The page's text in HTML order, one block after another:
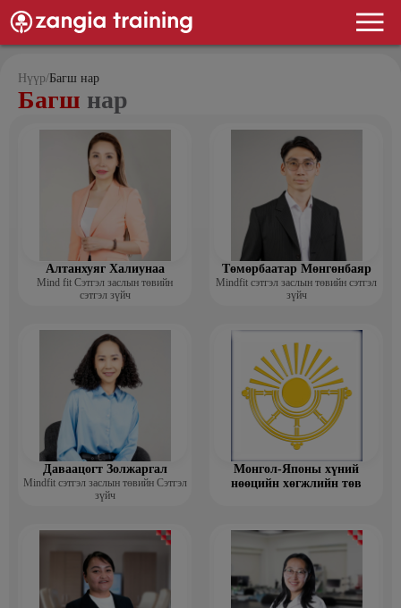
Нүүр/Багш нар
Багш нар
Алтанхуяг Халиунаа
Mind fit Сэтгэл заслын төвийн
сэтгэл зүйч
Төмөрбаатар Мөнгөнбаяр
Mindfit сэтгэл заслын төвийн сэтгэл
зүйч
Даваацогт Золжаргал
Mindfit сэтгэл заслын төвийн Сэтгэл
зүйч
Монгол-Японы хүний
нөөцийн хөгжлийн төв